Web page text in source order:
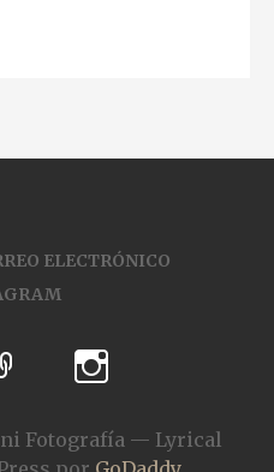
ELECTRÓNICO
Fotografía — Lyrical